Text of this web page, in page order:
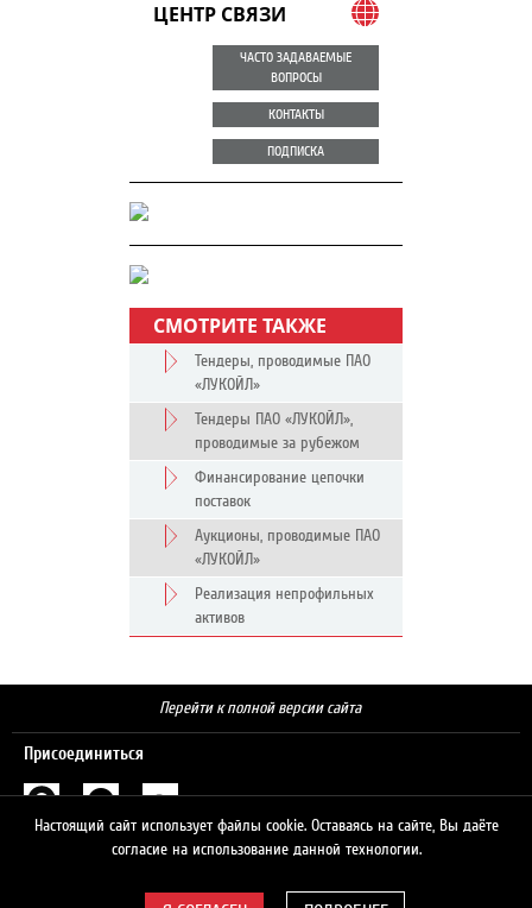
ЦЕНТР СВЯЗИ
ЧАСТО ЗАДАВАЕМЫЕ
ВОПРОСЫ
КОНТАКТЫ
ПОДПИСКА
СМОТРИТЕ ТАКЖЕ
Тендеры, проводимые ПАО
«ЛУКОЙЛ»
Тендеры ПАО «ЛУКОЙЛ»,
проводимые за рубежом
Финансирование цепочки
поставок
Аукционы, проводимые ПАО
«ЛУКОЙЛ»
Реализация непрофильных
активов
Перейти к полной версии сайта
Присоединиться
Настоящий сайт использует файлы cookie. Оставаясь на сайте, Вы даёте
согласие на использование данной технологии.